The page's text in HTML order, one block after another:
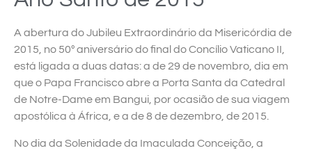
A abertura do Jubileu Extraordinário da Misericórdia de
2015, no 50º aniversário do final do Concílio Vaticano II,
está ligada a duas datas: a de 29 de novembro, dia em
que o Papa Francisco abre a Porta Santa da Catedral
de Notre-Dame em Bangui, por ocasião de sua viagem
apostólica à África, e a de 8 de dezembro, de 2015.
No dia da Solenidade da Imaculada Conceição, a